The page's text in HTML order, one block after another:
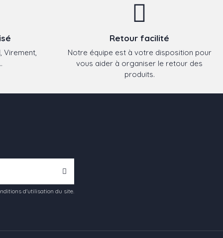
Virement,
Retour facilité
Notre équipe est à votre disposition pour
vous aider à organiser le retour des
produits.
d'utilisation du site.